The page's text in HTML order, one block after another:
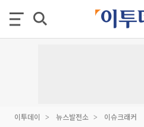
이투데이 뉴스발전소 이슈크래커